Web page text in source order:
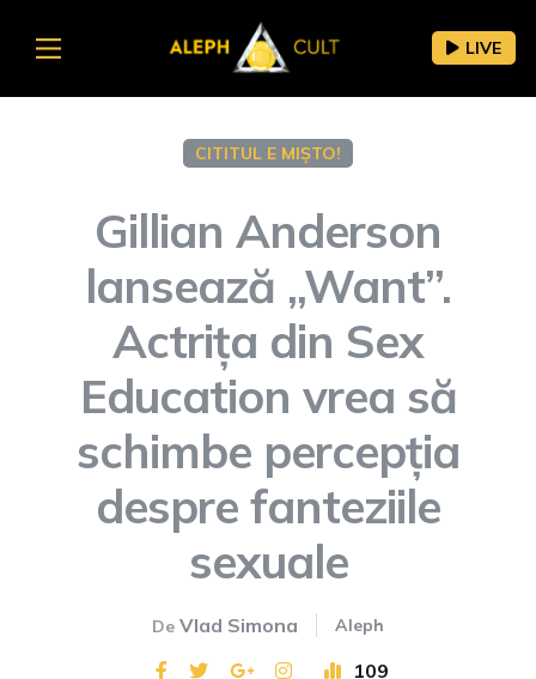
LIVE
CITITUL E MIȘTO!
Gillian Anderson
lansează „Want”.
Actrița din Sex
Education vrea să
schimbe percepția
despre fanteziile
sexuale
De Vlad Simona Aleph
109